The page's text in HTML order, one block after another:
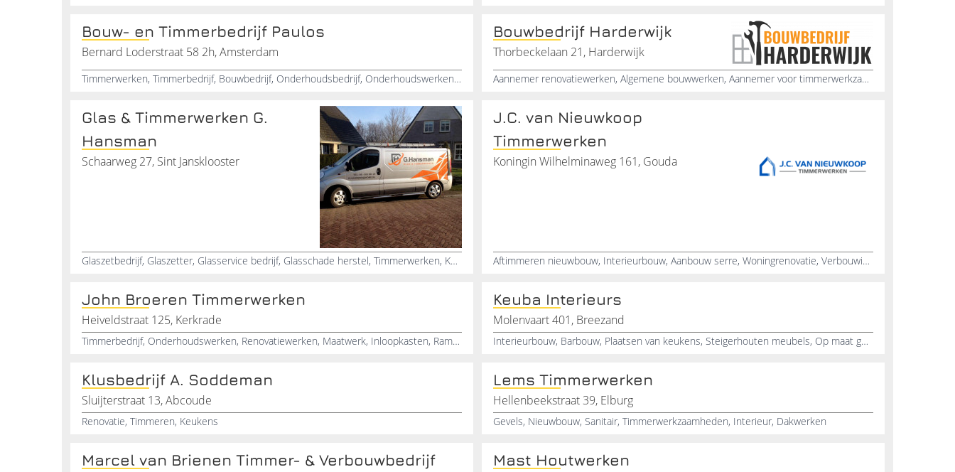
Bouw- en Timmerbedrijf Paulos
Bernard Loderstraat 58 2h, Amsterdam
Timmerwerken, Timmerbedrijf, Bouwbedrijf, Onderhoudsbedrijf, Onderhoudswerken, Renovatiebedrijf, Reparatiewerken, Verwarming, Badkamerrenovatie, Tegelwerken
Bouwbedrijf Harderwijk
Thorbeckelaan 21, Harderwijk
Aannemer renovatiewerken, Algemene bouwwerken, Aannemer voor timmerwerkzaamheden, Renovatiebedrijf vinden, Buitenschrijnwerk, Uitbouw woning, Aannemer bouw in de regio, Thermowood terras, Carport plaatsen, Professionele schrijnwerker
Glas & Timmerwerken G.
Hansman
Schaarweg 27, Sint Jansklooster
Glaszetbedrijf, Glaszetter, Glasservice bedrijf, Glasschade herstel, Timmerwerken, Kozijnen vervangen, Kunststof kozijnen, Badkamer renovatie, Renovatie bedrijf, Verbouwingen
J.C. van Nieuwkoop
Timmerwerken
Koningin Wilhelminaweg 161, Gouda
Aftimmeren nieuwbouw, Interieurbouw, Aanbouw serre, Woningrenovatie, Verbouwingen, Dakconstructie, Dak aftimmeren, Aanbouw huis, Bedrijfspanden, Scheidingswanden
John Broeren Timmerwerken
Heiveldstraat 125, Kerkrade
Timmerbedrijf, Onderhoudswerken, Renovatiewerken, Maatwerk, Inloopkasten, Ramen, Deuren, Kozijnen, Kerkrade, Limburg
Keuba Interieurs
Molenvaart 401, Breezand
Interieurbouw, Barbouw, Plaatsen van keukens, Steigerhouten meubels, Op maat gemaakte kasten, Meubelmaker, Kozijnen, Aftimmerbedrijf, Bier statafel
Klusbedrijf A. Soddeman
Sluijterstraat 13, Abcoude
Renovatie, Timmeren, Keukens
Lems Timmerwerken
Hellenbeekstraat 39, Elburg
Gevels, Nieuwbouw, Sanitair, Timmerwerkzaamheden, Interieur, Dakwerken
Marcel van Brienen Timmer- & Verbouwbedrijf Mast Houtwerken